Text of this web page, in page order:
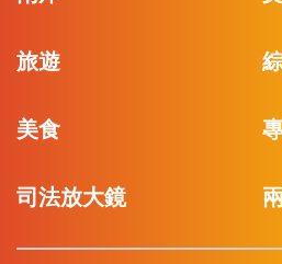
旅遊
美食
司法放大鏡